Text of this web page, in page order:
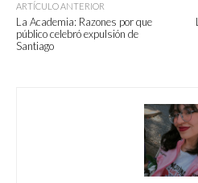
ARTÍCULO ANTERIOR
La Academia: Razones por que
público celebró expulsión de
Santiago